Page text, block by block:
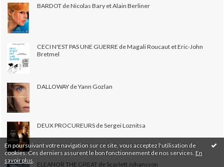
En poursuivant votre navigation sur ce site, vous acceptez l'utilisation de
cookies. Ces derniers assurent le bon fonctionnement de nos services. En
savoir plus
BARDOT de Nicolas Bary et Alain Berliner
CECI N'EST PAS UNE GUERRE de Magali Roucaut et Eric-John
Bretmel
DALLOWAY de Yann Gozlan
DEUX PROCUREURS de Sergei Loznitsa
ELEANOR THE GREAT de Scarlett Johansson